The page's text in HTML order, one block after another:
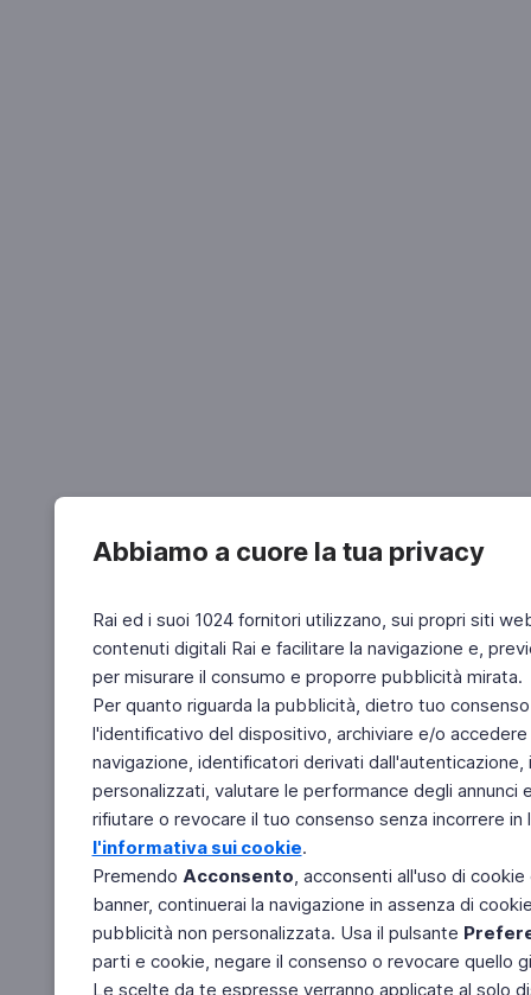
Abbiamo a cuore la tua privacy
Rai ed i suoi 1024 fornitori utilizzano, sui propri siti
contenuti digitali Rai e facilitare la navigazione e,
per misurare il consumo e proporre pubblicità mirata.
Per quanto riguarda la pubblicità, dietro tuo
l'identificativo del dispositivo, archiviare e/o
navigazione, identificatori derivati
personalizzati, valutare le performance degli
rifiutare o revocare il tuo consenso senza incorrere
l'informativa sui cookie.
Premendo Acconsento, acconsenti all'uso di
banner, continuerai la navigazione in assenza di
pubblicità non personalizzata. Usa il pulsante
parti e cookie, negare il consenso o revocare quello
Le scelte da te espresse verranno applicate al solo